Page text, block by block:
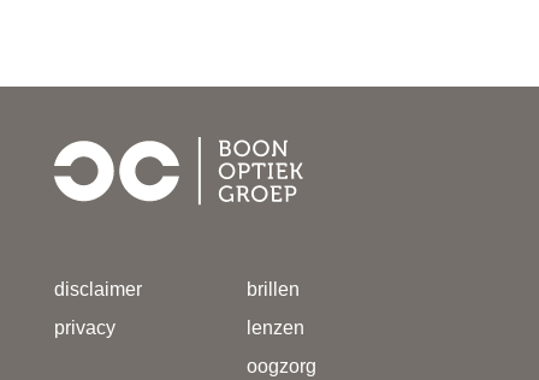
disclaimer
privacy
brillen
lenzen
oogzorg